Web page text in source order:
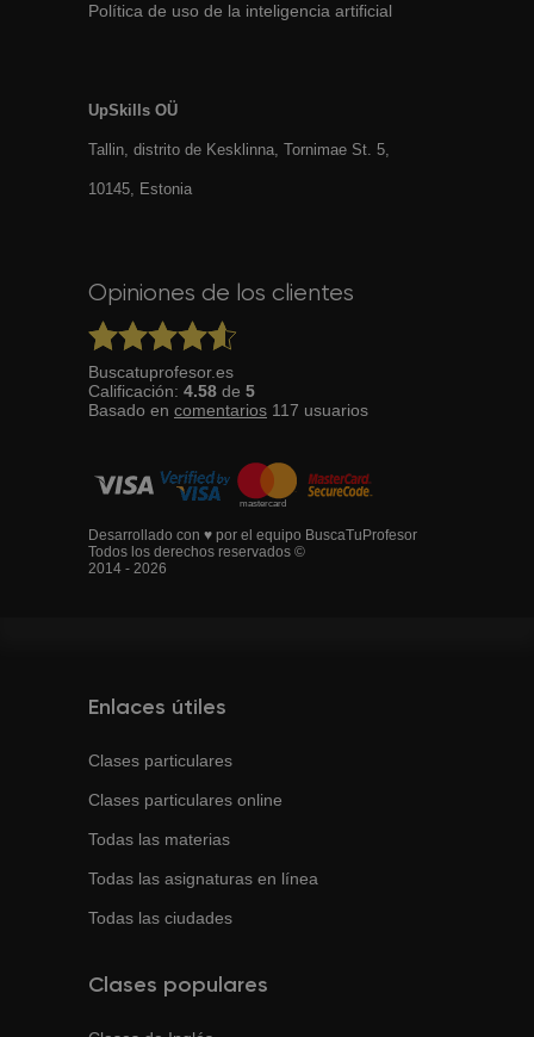
Política de uso de la inteligencia artificial
UpSkills OÜ
Tallin, distrito de Kesklinna, Tornimаe St. 5,
10145, Estonia
Opiniones de los clientes
Buscatuprofesor.es
Calificación: 4.58 de 5
Basado en comentarios 117 usuarios
Desarrollado con ♥ por el equipo BuscaTuProfesor
Todos los derechos reservados ©
2014 - 2026
Enlaces útiles
Clases particulares
Clases particulares online
Todas las materias
Todas las asignaturas en línea
Todas las ciudades
Clases populares